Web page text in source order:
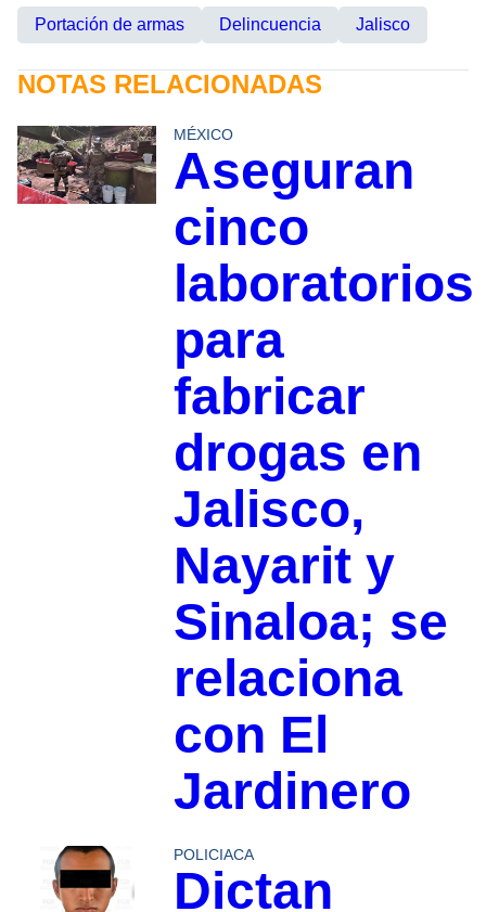
Portación de armas Delincuencia Jalisco
NOTAS RELACIONADAS
MÉXICO
Aseguran
cinco
laboratorios
para
fabricar
drogas en
Jalisco,
Nayarit y
Sinaloa; se
relaciona
con El
Jardinero
POLICIACA
Dictan